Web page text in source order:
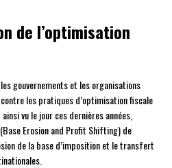
de l’optimisation
gouvernements et les organisations
les pratiques d’optimisation fiscale
vu le jour ces dernières années,
(Base Erosion and Profit Shifting) de
de la base d’imposition et le transfert